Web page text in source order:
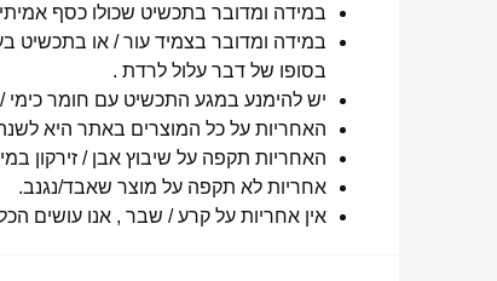
במידה ומדובר בתכשיט שכולו כסף אמיתי 925 או סטיינלס סטיל ללא ציפוי, התכשיט עמיד למים לטווח ארוך ביותר מעל שנה !
במידה ומדובר בצמיד עור / או בתכשיט
בסופו של דבר עלול לרדת .
יש להימנע במגע התכשיט עם חומר כימי /
האחריות על כל המוצרים באתר היא
האחריות תקפה על שיבוץ אבן / זירקון
אחריות לא תקפה על מוצר שאבד/נגנב.
אין אחריות על קרע / שבר , אנו עושים